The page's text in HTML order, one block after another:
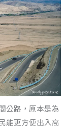
公路，原本是為
能更方便出入高